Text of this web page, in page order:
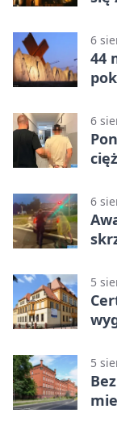
6
44
6
6
5
5